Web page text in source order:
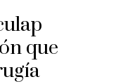
que